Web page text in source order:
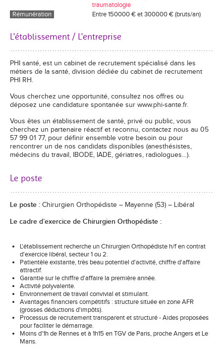
traumatologie
Rémunération
Entre 150000 € et 300000 € (bruts/an)
L'établissement / L'entreprise
PHI santé, est un cabinet de recrutement spécialisé dans les
métiers de la santé, division dédiée du cabinet de recrutement
PHI RH.
Vous cherchez une opportunité, consultez nos offres ou
déposez une candidature spontanée sur www.phi-sante.fr.
Vous êtes un établissement de santé, privé ou public, vous
cherchez un partenaire réactif et reconnu, contactez nous au 05
57 99 01 77, pour définir ensemble votre besoin ou pour
rencontrer un de nos candidats disponibles (anesthésistes,
médecins du travail, IBODE, IADE, gériatres, radiologues…).
Le poste
Le poste : Chirurgien Orthopédiste – Mayenne (53) – Libéral
Le cadre d’exercice de Chirurgien Orthopédiste :
L'établissement recherche un Chirurgien Orthopédiste h/f en contrat
d'exercice libéral, secteur 1 ou 2.
Patientèle existante, très beau potentiel d'activité, chiffre d'affaire
attractif.
Garantie sur le chiffre d'affaire la première année.
Activité polyvalente.
Environnement de travail convivial et stimulant.
Avantages financiers compétitifs : structure située en zone AFR
(grosses déductions d'impôts).
Processus de recrutement transparent et structuré - Aides proposées
pour faciliter le démarrage.
Moins d'1h de Rennes et à 1h15 en TGV de Paris, proche Angers et Le
Mans.